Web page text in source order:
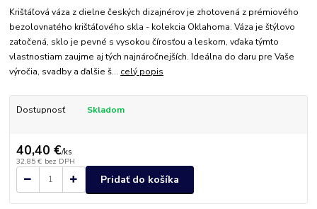
Krištáľová váza z dielne českých dizajnérov je zhotovená z prémiového
bezolovnatého krištáľového skla - kolekcia Oklahoma. Váza je štýlovo
zatočená, sklo je pevné s vysokou čírosťou a leskom, vďaka týmto
vlastnostiam zaujme aj tých najnáročnejších. Ideálna do daru pre Vaše
výročia, svadby a ďalšie š... celý popis
Dostupnosť Skladom
40,40 €/ks
32,85 € bez DPH
Pridať do košíka